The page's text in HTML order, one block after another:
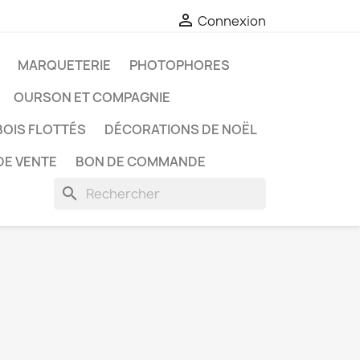
 Connexion
MARQUETERIE
PHOTOPHORES
OURSON ET COMPAGNIE
FLOTTÉS
DÉCORATIONS DE NOËL
VENTE BON DE COMMANDE
search